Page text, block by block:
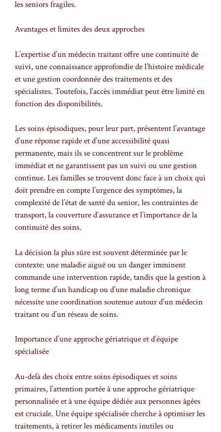
les seniors fragiles.
Avantages et limites des deux approches
L’expertise d’un médecin traitant offre une continuité de
suivi, une connaissance approfondie de l’histoire médicale
et une gestion coordonnée des traitements et des
spécialistes. Toutefois, l’accès immédiat peut être limité en
fonction des disponibilités.
Les soins épisodiques, pour leur part, présentent l’avantage
d’une réponse rapide et d’une accessibilité quasi
permanente, mais ils se concentrent sur le problème
immédiat et ne garantissent pas un suivi ou une gestion
continue. Les familles se trouvent donc face à un choix qui
doit prendre en compte l’urgence des symptômes, la
complexité de l’état de santé du senior, les contraintes de
transport, la couverture d’assurance et l’importance de la
continuité des soins.
La décision la plus sûre est souvent déterminée par le
contexte: une maladie aiguë ou un danger imminent
commande une intervention rapide, tandis que la gestion à
long terme d’un handicap ou d’une maladie chronique
nécessite une coordination soutenue autour d’un médecin
traitant ou d’un réseau de soins.
Importance d’une approche gériatrique et d’équipe
spécialisée
Au-delà des choix entre soins épisodiques et soins
primaires, l’attention portée à une approche gériatrique
personnalisée et à une équipe dédiée aux personnes âgées
est cruciale. Une équipe spécialisée cherche à optimiser les
traitements, à retirer les médicaments inutiles ou